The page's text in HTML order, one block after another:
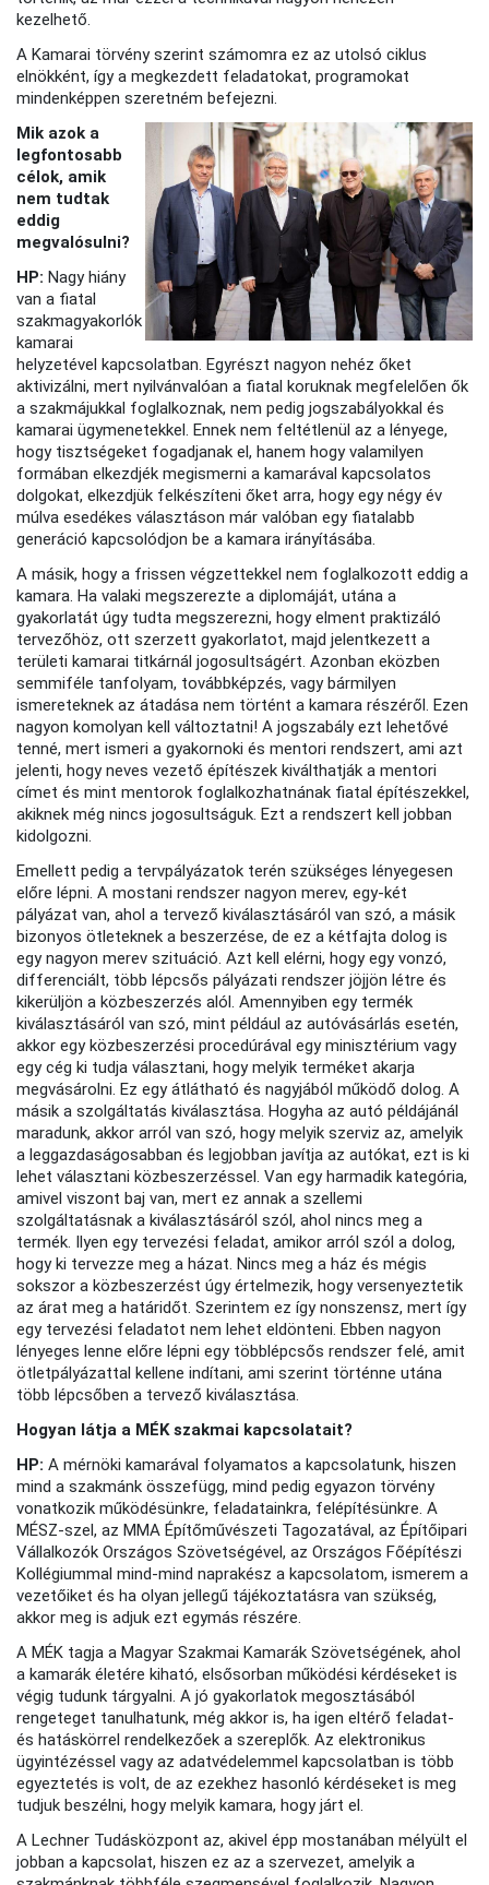
kezelhető.
A Kamarai törvény szerint számomra ez az utolsó ciklus
elnökként, így a megkezdett feladatokat, programokat
mindenképpen szeretném befejezni.
Mik azok a
legfontosabb
célok, amik
nem tudtak
eddig
megvalósulni?
HP:Nagy hiány
van a fiatal
szakmagyakorlók
kamarai
helyzetével kapcsolatban. Egyrészt nagyon nehéz őket
aktivizálni, mert nyilvánvalóan a fiatal koruknak megfelelően ők
a szakmájukkal foglalkoznak, nem pedig jogszabályokkal és
kamarai ügymenetekkel. Ennek nem feltétlenül az a lényege,
hogy tisztségeket fogadjanak el, hanem hogy valamilyen
formában elkezdjék megismerni a kamarával kapcsolatos
dolgokat, elkezdjük felkészíteni őket arra, hogy egy négy év
múlva esedékes választáson már valóban egy fiatalabb
generáció kapcsolódjon be a kamara irányításába.
A másik, hogy a frissen végzettekkel nem foglalkozott eddig a
kamara. Ha valaki megszerezte a diplomáját, utána a
gyakorlatát úgy tudta megszerezni, hogy elment praktizáló
tervezőhöz, ott szerzett gyakorlatot, majd jelentkezett a
területi kamarai titkárnál jogosultságért. Azonban eközben
semmiféle tanfolyam, továbbképzés, vagy bármilyen
ismereteknek az átadása nem történt a kamara részéről. Ezen
nagyon komolyan kell változtatni! A jogszabály ezt lehetővé
tenné, mert ismeri a gyakornoki és mentori rendszert, ami azt
jelenti, hogy neves vezető építészek kiválthatják a mentori
címet és mint mentorok foglalkozhatnának fiatal építészekkel,
akiknek még nincs jogosultságuk. Ezt a rendszert kell jobban
kidolgozni.
Emellett pedig a tervpályázatok terén szükséges lényegesen
előre lépni. A mostani rendszer nagyon merev, egy-két
pályázat van, ahol a tervező kiválasztásáról van szó, a másik
bizonyos ötleteknek a beszerzése, de ez a kétfajta dolog is
egy nagyon merev szituáció. Azt kell elérni, hogy egy vonzó,
differenciált, több lépcsős pályázati rendszer jöjjön létre és
kikerüljön a közbeszerzés alól. Amennyiben egy termék
kiválasztásáról van szó, mint például az autóvásárlás esetén,
akkor egy közbeszerzési procedúrával egy minisztérium vagy
egy cég ki tudja választani, hogy melyik terméket akarja
megvásárolni. Ez egy átlátható és nagyjából működő dolog. A
másik a szolgáltatás kiválasztása. Hogyha az autó példájánál
maradunk, akkor arról van szó, hogy melyik szerviz az, amelyik
a leggazdaságosabban és legjobban javítja az autókat, ezt is ki
lehet választani közbeszerzéssel. Van egy harmadik kategória,
amivel viszont baj van, mert ez annak a szellemi
szolgáltatásnak a kiválasztásáról szól, ahol nincs meg a
termék. Ilyen egy tervezési feladat, amikor arról szól a dolog,
hogy ki tervezze meg a házat. Nincs meg a ház és mégis
sokszor a közbeszerzést úgy értelmezik, hogy versenyeztetik
az árat meg a határidőt. Szerintem ez így nonszensz, mert így
egy tervezési feladatot nem lehet eldönteni. Ebben nagyon
lényeges lenne előre lépni egy többlépcsős rendszer felé, amit
ötletpályázattal kellene indítani, ami szerint történne utána
több lépcsőben a tervező kiválasztása.
Hogyan látja a MÉK szakmai kapcsolatait?
HP: A mérnöki kamarával folyamatos a kapcsolatunk, hiszen
mind a szakmánk összefügg, mind pedig egyazon törvény
vonatkozik működésünkre, feladatainkra, felépítésünkre. A
MÉSZ-szel, az MMA Építőművészeti Tagozatával, az Építőipari
Vállalkozók Országos Szövetségével, az Országos Főépítészi
Kollégiummal mind-mind naprakész a kapcsolatom, ismerem a
vezetőiket és ha olyan jellegű tájékoztatásra van szükség,
akkor meg is adjuk ezt egymás részére.
A MÉK tagja a Magyar Szakmai Kamarák Szövetségének, ahol
a kamarák életére kiható, elsősorban működési kérdéseket is
végig tudunk tárgyalni. A jó gyakorlatok megosztásából
rengeteget tanulhatunk, még akkor is, ha igen eltérő feladat-
és hatáskörrel rendelkezőek a szereplők. Az elektronikus
ügyintézéssel vagy az adatvédelemmel kapcsolatban is több
egyeztetés is volt, de az ezekhez hasonló kérdéseket is meg
tudjuk beszélni, hogy melyik kamara, hogy járt el.
A Lechner Tudásközpont az, akivel épp mostanában mélyült el
jobban a kapcsolat, hiszen ez az a szervezet, amelyik a